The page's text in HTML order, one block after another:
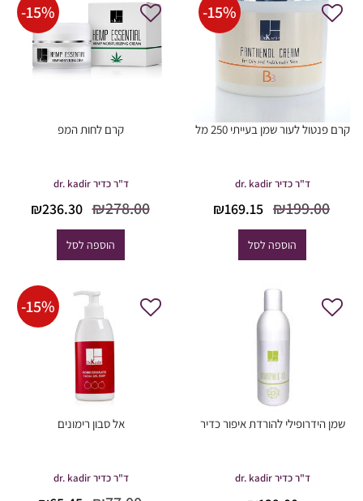
-15%
קרם פנטול לעור שמן בעייתי 250 מל
ד"ר כדיר dr. kadir
₪199.00
המחיר
היה:
₪199.00.
₪169.15
הוספה לסל
-15%
קרם לחות המפ
ד"ר כדיר dr. kadir
₪278.00
המחיר
היה:
₪278.00.
₪236.30
הוספה לסל
שמן הידרופילי להורדת איפור כדיר
ד"ר כדיר dr. kadir
-15%
אל סבון רימונים
ד"ר כדיר dr. kadir